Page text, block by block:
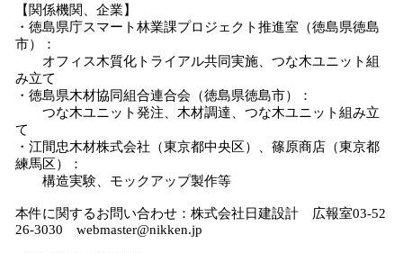
【関係機関、企業】
・徳島県庁スマート林業課プロジェクト推進室（徳島県徳島
市）：
オフィス木質化トライアル共同実施、つな木ユニット組
み立て
・徳島県木材協同組合連合会（徳島県徳島市）：
つな木ユニット発注、木材調達、つな木ユニット組み立
て
・江間忠木材株式会社（東京都中央区）、篠原商店（東京都
練馬区）：
構造実験、モックアップ製作等
本件に関するお問い合わせ：株式会社日建設計 広報室03-52
26-3030 webmaster@nikken.jp